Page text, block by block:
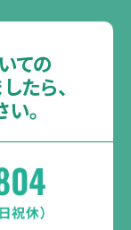
ての
たら、
。